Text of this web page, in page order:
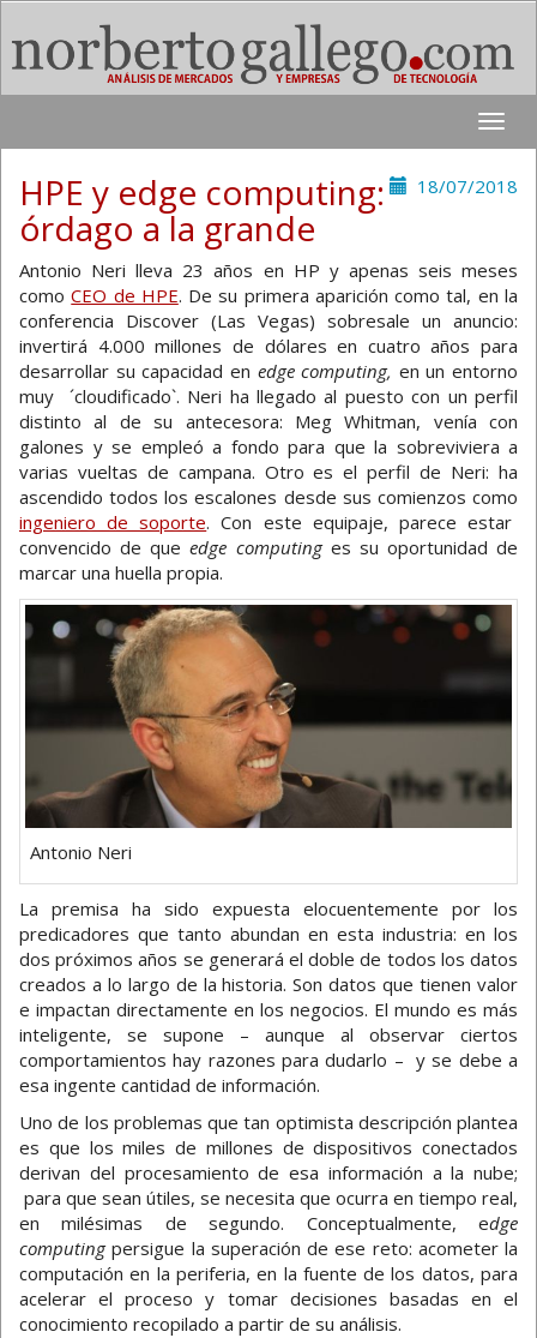
Toggle
18/07/2018
HPE y edge computing:
órdago a la grande
Antonio Neri lleva 23 años en HP y apenas seis meses
comoCEO de HPE. De su primera aparición como tal, en la
conferencia Discover (Las Vegas) sobresale un anuncio:
invertirá 4.000 millones de dólares en cuatro años para
desarrollar su capacidad en edge computing, en un entorno
muy ´cloudificado`. Neri ha llegado al puesto con un perfil
distinto al de su antecesora: Meg Whitman, venía con
galones y se empleó a fondo para que la sobreviviera a
varias vueltas de campana. Otro es el perfil de Neri: ha
ascendido todos los escalones desde sus comienzos como
ingeniero de soporte. Con este equipaje, parece estar
convencido de queedge computing es su oportunidad de
marcar una huella propia.
Antonio Neri
La premisa ha sido expuesta elocuentemente por los
predicadores que tanto abundan en esta industria: en los
dos próximos años se generará el doble de todos los datos
creados a lo largo de la historia. Son datos que tienen valor
e impactan directamente en los negocios. El mundo es más
inteligente, se supone – aunque al observar ciertos
comportamientos hay razones para dudarlo – y se debe a
esa ingente cantidad de información.
Uno de los problemas que tan optimista descripción plantea
es que los miles de millones de dispositivos conectados
derivan del procesamiento de esa información a la nube;
para que sean útiles, se necesita que ocurra en tiempo real,
en milésimas de segundo. Conceptualmente, edge
computingpersigue la superación de ese reto: acometer la
computación en la periferia, en la fuente de los datos, para
acelerar el proceso y tomar decisiones basadas en el
conocimiento recopilado a partir de su análisis.